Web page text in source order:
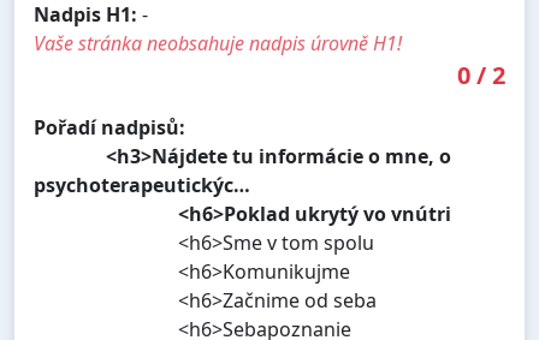
Nadpis H1: -
Vaše stránka neobsahuje nadpis úrovně H1!
0/2
Pořadí nadpisů:
<h3>Nájdete tu informácie o mne, o
psychoterapeutickýc…
<h6>Poklad ukrytý vo vnútri
<h6>Sme v tom spolu
<h6>Komunikujme
<h6>Začnime od seba
<h6>Sebapoznanie